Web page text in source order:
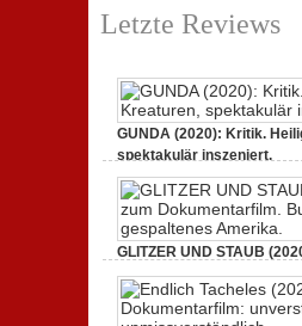
Letzte Reviews
GUNDA (2020): Kritik.
spektakulär inszeniert.
GLITZER UND STAUB
Dokumentarfilm.
3. Oktober 2020,2 Comments